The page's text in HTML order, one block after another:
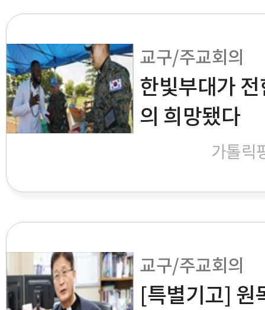
교구/주교회의
한빛부대가
의 희망됐다
가톨릭
교구/주교회의
[특별기고] 원